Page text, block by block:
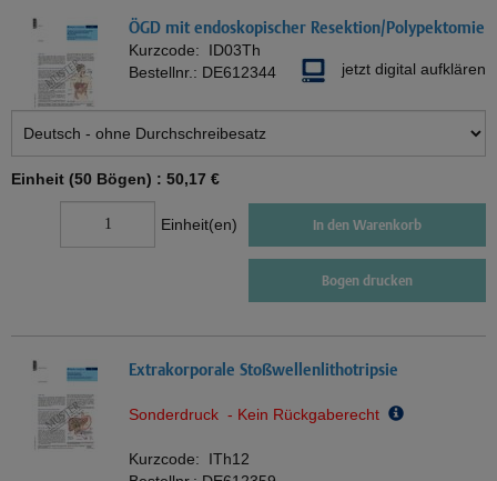
ÖGD mit endoskopischer Resektion/Polypektomie
Kurzcode: ID03Th
Bestellnr.: DE612344 jetzt digital aufklären
Einheit (50 Bögen) : 50,17 €
Einheit(en) In den Warenkorb
Bogen drucken
Extrakorporale Stoßwellenlithotripsie
Sonderdruck - Kein Rückgaberecht
Kurzcode: ITh12